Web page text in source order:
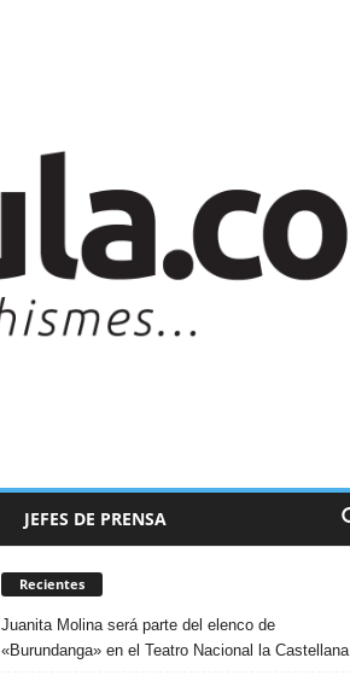
JEFES DE PRENSA
Recientes
Juanita Molina será parte del elenco de
«Burundanga» en el Teatro Nacional la Castellana